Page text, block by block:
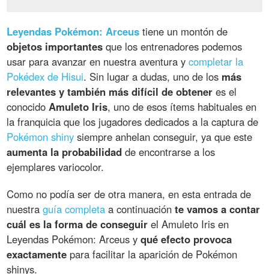
Leyendas Pokémon: Arceus tiene un montón de
objetos importantes que los entrenadores podemos
usar para avanzar en nuestra aventura ycompletar la
Pokédex de Hisui. Sin lugar a dudas, uno de los más
relevantes y también más difícil de obtener es el
conocidoAmuleto Iris, uno de esos ítems habituales en
la franquicia que los jugadores dedicados a la captura de
Pokémon shiny siempre anhelan conseguir, ya que este
aumenta la probabilidad de encontrarse a los
ejemplares variocolor.
Como no podía ser de otra manera, en esta entrada de
nuestraguía completa a continuaciónte vamos a contar
cuál es la forma de conseguir el Amuleto Iris en
Leyendas Pokémon: Arceus yqué efecto provoca
exactamente para facilitar la aparición de Pokémon
shinys.